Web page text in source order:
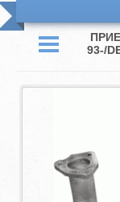
93-/